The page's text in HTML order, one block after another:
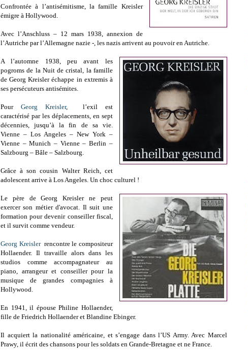
Confrontée à l’antisémitisme, la famille Kreisler
émigre à Hollywood.
Avec l’Anschluss – 12 mars 1938, annexion de
l’Autriche par l’Allemagne nazie -, les nazis arrivent au pouvoir en Autriche.
A l’automne 1938, peu avant les
pogroms de la Nuit de cristal, la famille
de Georg Kreisler échappe in extremis à
ses persécuteurs antisémites.
Pour Georg Kreisler, l’exil est
caractérisé par les déplacements, en sept
décennies, jusqu’à la fin de sa vie.
Vienne – Los Angeles – New York –
Vienne – Munich – Vienne – Berlin –
Salzbourg – Bâle – Salzbourg.
Grâce à son cousin Walter Reich, cet
adolescent arrive à Los Angeles. Un choc culturel !
Le père de Georg Kreisler ne peut
exercer son métier d'avocat. Il suit une
formation pour devenir conseiller fiscal,
et il survit comme vendeur.
Georg Kreislerrencontre le compositeur
Hollaender. Il travaille alors dans les
studios comme accompagnateur au
piano, arrangeur et conseiller pour la
musique de grandes compagnies à
Hollywood.
En 1941, il épouse Philine Hollaender,
fille de Friedrich Hollaender et Blandine Ebinger.
Il acquiert la nationalité américaine, et s’engage dans l’US Army. Avec Marcel
Prawy, il écrit des chansons pour les soldats en Grande-Bretagne et ne France.